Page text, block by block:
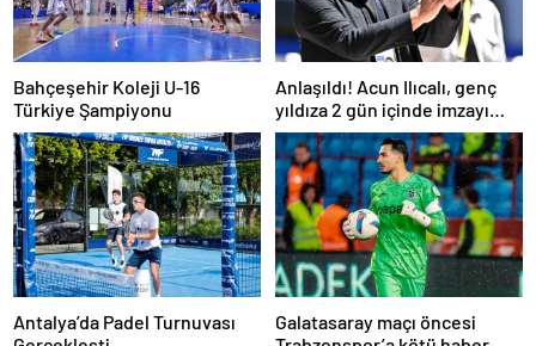
Bahçeşehir Koleji U-16
Türkiye Şampiyonu
Anlaşıldı! Acun Ilıcalı, genç
yıldıza 2 gün içinde imzayı
attırıyor
Antalya’da Padel Turnuvası
Galatasaray maçı öncesi